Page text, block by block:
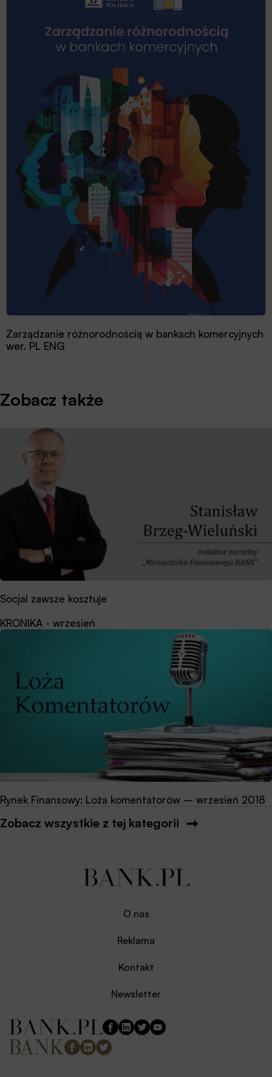
Zarządzanie różnorodnością w bankach komercyjnych
wer. PL ENG
Zobacz także
Socjal zawsze kosztuje
KRONIKA - wrzesień
Rynek Finansowy: Loża komentatorów – wrzesień 2018
Zobacz wszystkie z tej kategorii
O nas
Reklama
Kontakt
Newsletter